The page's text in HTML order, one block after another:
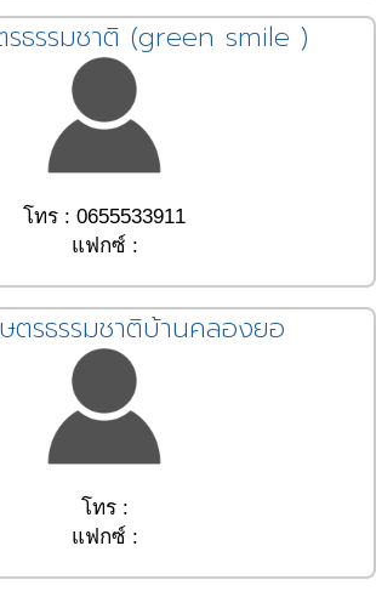
รธรรมชาติ (green smile )
โทร : 0655533911
แฟกซ์ :
ตรธรรมชาติบ้านคลองยอ
โทร :
แฟกซ์ :